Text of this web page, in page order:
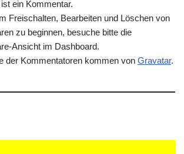
ein Kommentar.
Freischalten, Bearbeiten und Löschen von
zu beginnen, besuche bitte die
Ansicht im Dashboard.
der Kommentatoren kommen von Gravatar.